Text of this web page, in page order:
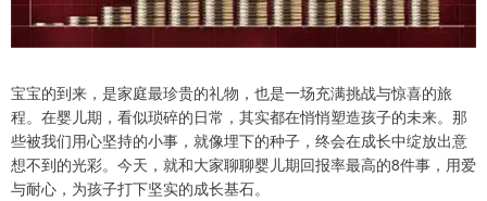
宝宝的到来，是家庭最珍贵的礼物，也是一场充满挑战与惊喜的旅
程。在婴儿期，看似琐碎的日常，其实都在悄悄塑造孩子的未来。那
些被我们用心坚持的小事，就像埋下的种子，终会在成长中绽放出意
想不到的光彩。今天，就和大家聊聊婴儿期回报率最高的8件事，用爱
与耐心，为孩子打下坚实的成长基石。